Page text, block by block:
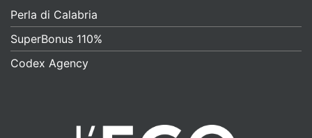
Perla di Calabria
SuperBonus 110%
Codex Agency